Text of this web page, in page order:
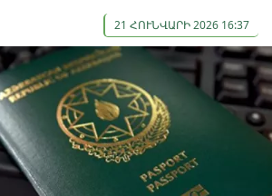
21 ՀՈՒՆՎԱՐԻ 2026 16:37